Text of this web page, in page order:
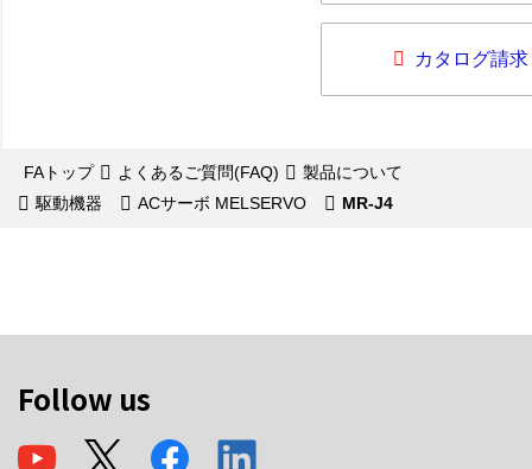
カタログ請求
FAトップ よくあるご質問(FAQ)
製品について
駆動機器
ACサーボ MELSERVO MR-J4
Follow us